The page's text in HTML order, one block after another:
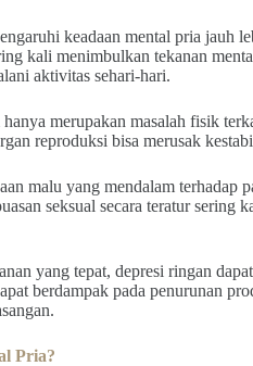
keadaan mental pria jauh
kali menimbulkan tekanan
aktivitas sehari-hari.
merupakan masalah fisik
reproduksi bisa merusak
malu yang mendalam terhadap
seksual secara teratur sering
yang tepat, depresi ringan
berdampak pada penurunan
Pria?